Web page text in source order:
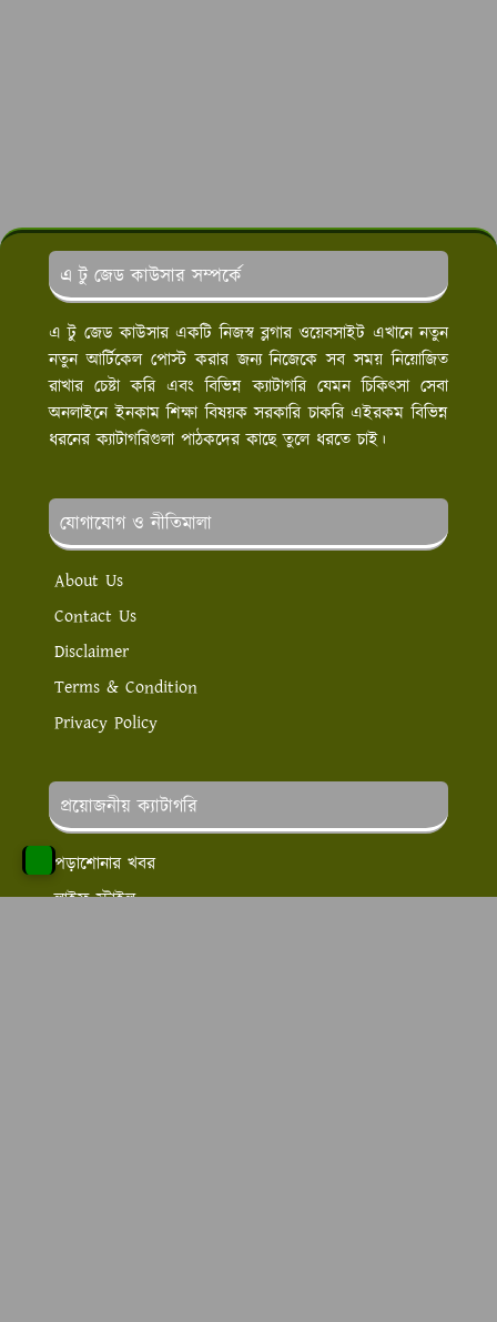
এ টু জেড কাউসার সম্পর্কে
এ টু জেড কাউসার একটি নিজস্ব ব্লগার ওয়েবসাইট এখানে নতুন
নতুন আর্টিকেল পোস্ট করার জন্য নিজেকে সব সময় নিয়োজিত
রাখার চেষ্টা করি এবং বিভিন্ন ক্যাটাগরি যেমন চিকিৎসা সেবা
অনলাইনে ইনকাম শিক্ষা বিষয়ক সরকারি চাকরি এইরকম বিভিন্ন
ধরনের ক্যাটাগরিগুলা পাঠকদের কাছে তুলে ধরতে চাই।
যোগাযোগ ও নীতিমালা
About Us
Contact Us
Disclaimer
Terms & Condition
Privacy Policy
প্রয়োজনীয় ক্যাটাগরি
পড়াশোনার খবর
লাইফ স্টাইল